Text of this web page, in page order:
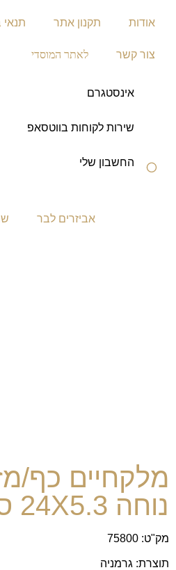
אודות תקנון אתר תנאי
צור קשר לאתר המוסדי
אינסטגרם
שירות לקוחות בווטסאפ
החשבון שלי
אביזרים לבר
מלקחיים כף/
נוחה 24X5.3 ס"מ נירוסטה
מק"ט: 75800
תוצרת: גרמניה